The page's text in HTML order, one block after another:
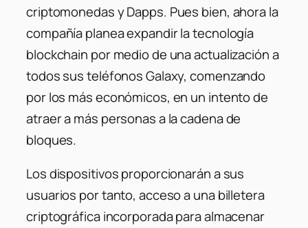
criptomonedas y Dapps. Pues bien, ahora la
compañía planea expandir la tecnología
blockchain por medio de una actualización a
todos sus teléfonos Galaxy, comenzando
por los más económicos, en un intento de
atraer a más personas a la cadena de
bloques.
Los dispositivos proporcionarán a sus
usuarios por tanto, acceso a una billetera
criptográfica incorporada para almacenar